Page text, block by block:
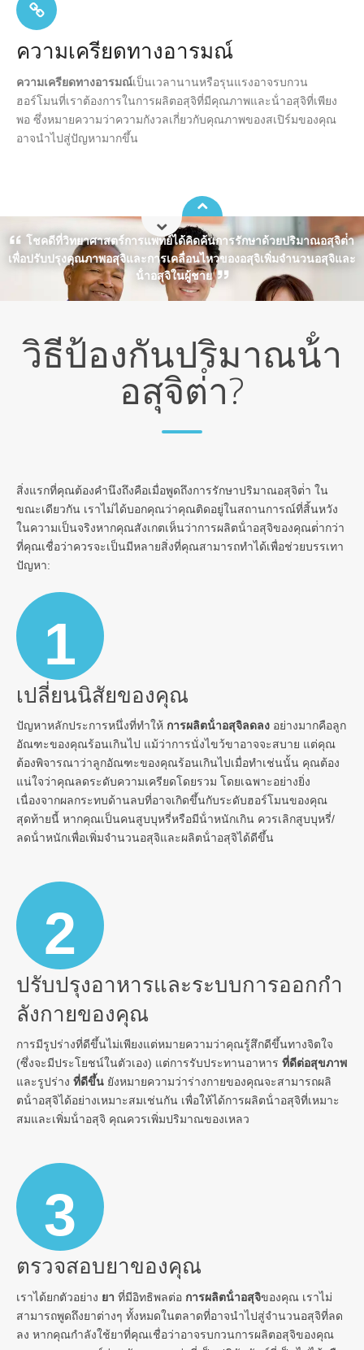
ความเครียดทางอารมณ์
ความเครียดทางอารมณ์เป็นเวลานานหรือรุนแรงอาจรบกวน
ฮอร์โมนที่เราต้องการในการผลิตอสุจิที่มีคุณภาพและน้ําอสุจิที่เพียง
พอ ซึ่งหมายความว่าความกังวลเกี่ยวกับคุณภาพของสเปิร์มของคุณ
อาจนําไปสู่ปัญหามากขึ้น
โชคดีที่วิทยาศาสตร์การแพทย์ได้คิดค้นการรักษาด้วยปริมาณอสุจิต่ํา
เพื่อปรับปรุงคุณภาพอสุจิและการเคลื่อนไหวของอสุจิเพิ่มจํานวนอสุจิและ
น้ําอสุจิในผู้ชาย
วิธีป้องกันปริมาณน้ํา
อสุจิต่ํา?
สิ่งแรกที่คุณต้องคํานึงถึงคือเมื่อพูดถึงการรักษาปริมาณอสุจิต่ํา ใน
ขณะเดียวกัน เราไม่ได้บอกคุณว่าคุณติดอยู่ในสถานการณ์ที่สิ้นหวัง
ในความเป็นจริงหากคุณสังเกตเห็นว่าการผลิตน้ําอสุจิของคุณต่ํากว่า
ที่คุณเชื่อว่าควรจะเป็นมีหลายสิ่งที่คุณสามารถทําได้เพื่อช่วยบรรเทา
ปัญหา:
1
เปลี่ยนนิสัยของคุณ
ปัญหาหลักประการหนึ่งที่ทําให้ การผลิตน้ําอสุจิลดลง อย่างมากคือลูก
อัณฑะของคุณร้อนเกินไป แม้ว่าการนั่งไขว้ขาอาจจะสบาย แต่คุณ
ต้องพิจารณาว่าลูกอัณฑะของคุณร้อนเกินไปเมื่อทําเช่นนั้น คุณต้อง
แน่ใจว่าคุณลดระดับความเครียดโดยรวม โดยเฉพาะอย่างยิ่ง
เนื่องจากผลกระทบด้านลบที่อาจเกิดขึ้นกับระดับฮอร์โมนของคุณ
สุดท้ายนี้ หากคุณเป็นคนสูบบุหรี่หรือมีน้ําหนักเกิน ควรเลิกสูบบุหรี่/
ลดน้ําหนักเพื่อเพิ่มจํานวนอสุจิและผลิตน้ําอสุจิได้ดีขึ้น
2
ปรับปรุงอาหารและระบบการออกกํา
ลังกายของคุณ
การมีรูปร่างที่ดีขึ้นไม่เพียงแต่หมายความว่าคุณรู้สึกดีขึ้นทางจิตใจ
(ซึ่งจะมีประโยชน์ในตัวเอง) แต่การรับประทานอาหาร ที่ดีต่อสุขภาพ
และรูปร่าง ที่ดีขึ้น ยังหมายความว่าร่างกายของคุณจะสามารถผลิ
ตน้ําอสุจิได้อย่างเหมาะสมเช่นกัน เพื่อให้ได้การผลิตน้ําอสุจิที่เหมาะ
สมและเพิ่มน้ําอสุจิ คุณควรเพิ่มปริมาณของเหลว
3
ตรวจสอบยาของคุณ
เราได้ยกตัวอย่าง ยา ที่มีอิทธิพลต่อ การผลิตน้ําอสุจิของคุณ เราไม่
สามารถพูดถึงยาต่างๆ ทั้งหมดในตลาดที่อาจนําไปสู่จํานวนอสุจิที่ลด
ลง หากคุณกําลังใช้ยาที่คุณเชื่อว่าอาจรบกวนการผลิตอสุจิของคุณ